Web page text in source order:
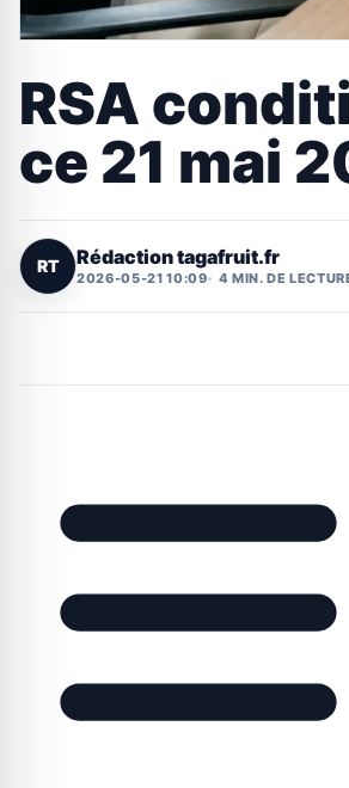
RSA
ce 21 mai
RT Rédaction tagafruit.fr
2026-05-21 10:09 4 MIN. DE